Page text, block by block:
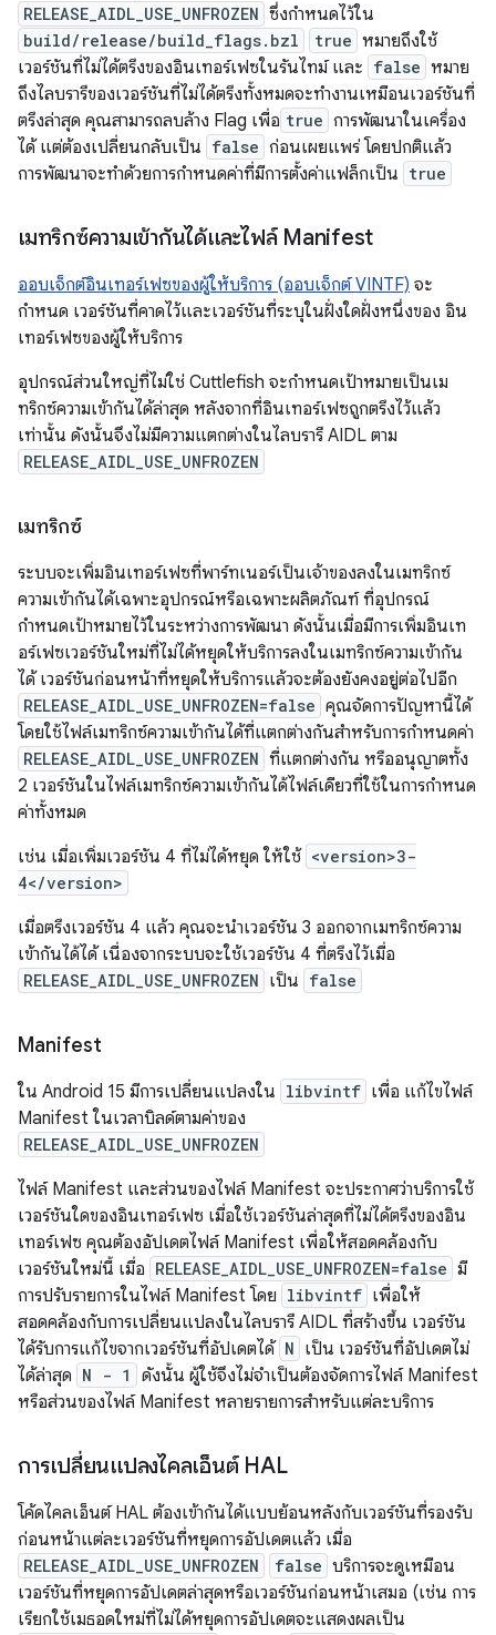
RELEASE_AIDL_USE_UNFROZEN ซึ่งกำหนดไว้ใน
build/release/build_flags.bzl true หมายถึงใช้
เวอร์ชันที่ไม่ได้ตรึงของอินเทอร์เฟซในรันไทม์ และ false หมาย
ถึงไลบรารีของเวอร์ชันที่ไม่ได้ตรึงทั้งหมดจะทำงานเหมือนเวอร์ชันที่
ตรึงล่าสุด คุณสามารถลบล้าง Flag เพื่อ true การพัฒนาในเครื่อง
ได้ แต่ต้องเปลี่ยนกลับเป็น false ก่อนเผยแพร่ โดยปกติแล้ว
การพัฒนาจะทำด้วยการกำหนดค่าที่มีการตั้งค่าแฟล็กเป็น true
เมทริกซ์ความเข้ากันได้และไฟล์ Manifest
ออบเจ็กต์อินเทอร์เฟซของผู้ให้บริการ (ออบเจ็กต์ VINTF) จะ
กำหนด เวอร์ชันที่คาดไว้และเวอร์ชันที่ระบุในฝั่งใดฝั่งหนึ่งของ อิน
เทอร์เฟซของผู้ให้บริการ
อุปกรณ์ส่วนใหญ่ที่ไม่ใช่ Cuttlefish จะกำหนดเป้าหมายเป็นเม
ทริกซ์ความเข้ากันได้ล่าสุด หลังจากที่อินเทอร์เฟซถูกตรึงไว้แล้ว
เท่านั้น ดังนั้นจึงไม่มีความแตกต่างในไลบรารี AIDL ตาม
RELEASE_AIDL_USE_UNFROZEN
เมทริกซ์
ระบบจะเพิ่มอินเทอร์เฟซที่พาร์ทเนอร์เป็นเจ้าของลงในเมทริกซ์
ความเข้ากันได้เฉพาะอุปกรณ์หรือเฉพาะผลิตภัณฑ์ ที่อุปกรณ์
กำหนดเป้าหมายไว้ในระหว่างการพัฒนา ดังนั้นเมื่อมีการเพิ่มอินเท
อร์เฟซเวอร์ชันใหม่ที่ไม่ได้หยุดให้บริการลงในเมทริกซ์ความเข้ากัน
ได้ เวอร์ชันก่อนหน้าที่หยุดให้บริการแล้วจะต้องยังคงอยู่ต่อไปอีก
RELEASE_AIDL_USE_UNFROZEN=false คุณจัดการปัญหานี้ได้
โดยใช้ไฟล์เมทริกซ์ความเข้ากันได้ที่แตกต่างกันสำหรับการกำหนดค่า
RELEASE_AIDL_USE_UNFROZEN ที่แตกต่างกัน หรืออนุญาตทั้ง
2 เวอร์ชันในไฟล์เมทริกซ์ความเข้ากันได้ไฟล์เดียวที่ใช้ในการกำหนด
ค่าทั้งหมด
เช่น เมื่อเพิ่มเวอร์ชัน 4 ที่ไม่ได้หยุด ให้ใช้ <version>3-
4</version>
เมื่อตรึงเวอร์ชัน 4 แล้ว คุณจะนำเวอร์ชัน 3 ออกจากเมทริกซ์ความ
เข้ากันได้ได้ เนื่องจากระบบจะใช้เวอร์ชัน 4 ที่ตรึงไว้เมื่อ
RELEASE_AIDL_USE_UNFROZEN เป็น false
Manifest
ใน Android 15 มีการเปลี่ยนแปลงใน libvintf เพื่อ แก้ไขไฟล์
Manifest ในเวลาบิลด์ตามค่าของ
RELEASE_AIDL_USE_UNFROZEN
ไฟล์ Manifest และส่วนของไฟล์ Manifest จะประกาศว่าบริการใช้
เวอร์ชันใดของอินเทอร์เฟซ เมื่อใช้เวอร์ชันล่าสุดที่ไม่ได้ตรึงของอิน
เทอร์เฟซ คุณต้องอัปเดตไฟล์ Manifest เพื่อให้สอดคล้องกับ
เวอร์ชันใหม่นี้ เมื่อ RELEASE_AIDL_USE_UNFROZEN=false มี
การปรับรายการในไฟล์ Manifest โดย libvintf เพื่อให้
สอดคล้องกับการเปลี่ยนแปลงในไลบรารี AIDL ที่สร้างขึ้น เวอร์ชัน
ได้รับการแก้ไขจากเวอร์ชันที่อัปเดตได้ N เป็น เวอร์ชันที่อัปเดตไม่
ได้ล่าสุด N - 1
ดังนั้น ผู้ใช้จึงไม่จำเป็นต้องจัดการไฟล์ Manifest
หรือส่วนของไฟล์ Manifest หลายรายการสำหรับแต่ละบริการ
การเปลี่ยนแปลงไคลเอ็นต์ HAL
โค้ดไคลเอ็นต์ HAL ต้องเข้ากันได้แบบย้อนหลังกับเวอร์ชันที่รองรับ
ก่อนหน้าแต่ละเวอร์ชันที่หยุดการอัปเดตแล้ว เมื่อ
RELEASE_AIDL_USE_UNFROZEN false บริการจะดูเหมือน
เวอร์ชันที่หยุดการอัปเดตล่าสุดหรือเวอร์ชันก่อนหน้าเสมอ (เช่น การ
เรียกใช้เมธอดใหม่ที่ไม่ได้หยุดการอัปเดตจะแสดงผลเป็น